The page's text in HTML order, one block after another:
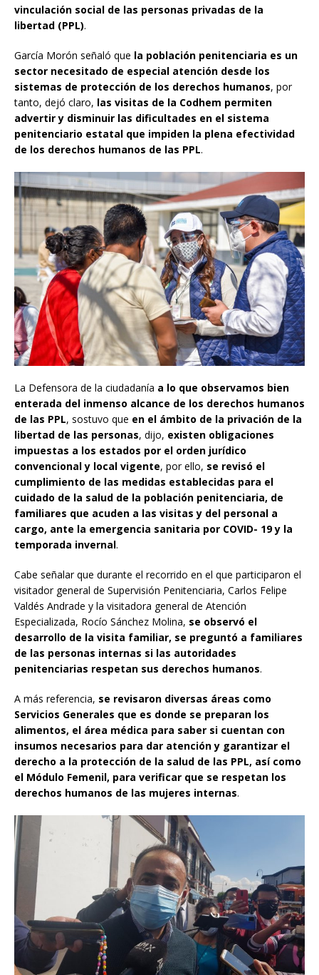
vinculación social de las personas privadas de la
libertad (PPL).
García Morón señaló que la población penitenciaria es un
sector necesitado de especial atención desde los
sistemas de protección de los derechos humanos, por
tanto, dejó claro, las visitas de la Codhem permiten
advertir y disminuir las dificultades en el sistema
penitenciario estatal que impiden la plena efectividad
de los derechos humanos de las PPL.
La Defensora de la ciudadanía a lo que observamos bien
enterada del inmenso alcance de los derechos humanos
de las PPL, sostuvo que en el ámbito de la privación de la
libertad de las personas, dijo, existen obligaciones
impuestas a los estados por el orden jurídico
convencional y local vigente, por ello, se revisó el
cumplimiento de las medidas establecidas para el
cuidado de la salud de la población penitenciaria, de
familiares que acuden a las visitas y del personal a
cargo, ante la emergencia sanitaria por COVID- 19 y la
temporada invernal.
Cabe señalar que durante el recorrido en el que participaron el
visitador general de Supervisión Penitenciaria, Carlos Felipe
Valdés Andrade y la visitadora general de Atención
Especializada, Rocío Sánchez Molina, se observó el
desarrollo de la visita familiar, se preguntó a familiares
de las personas internas si las autoridades
penitenciarias respetan sus derechos humanos.
A más referencia, se revisaron diversas áreas como
Servicios Generales que es donde se preparan los
alimentos, el área médica para saber si cuentan con
insumos necesarios para dar atención y garantizar el
derecho a la protección de la salud de las PPL, así como
el Módulo Femenil, para verificar que se respetan los
derechos humanos de las mujeres internas.